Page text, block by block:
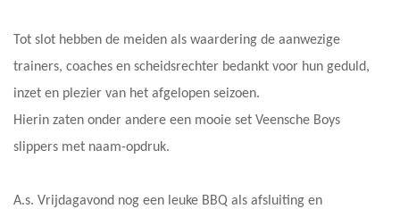
Tot slot hebben de meiden als waardering de aanwezige
trainers, coaches en scheidsrechter bedankt voor hun geduld,
inzet en plezier van het afgelopen seizoen.
Hierin zaten onder andere een mooie set Veensche Boys
slippers met naam-opdruk.
A.s. Vrijdagavond nog een leuke BBQ als afsluiting en